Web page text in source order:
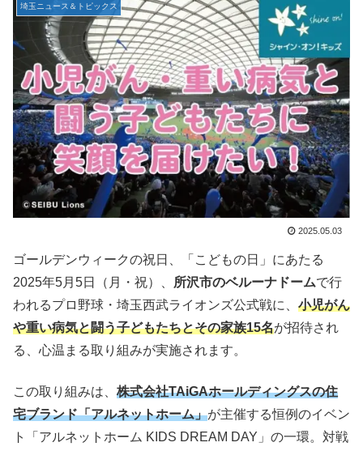
埼玉ニュース＆トピックス
2025.05.03
ゴールデンウィークの祝日、「こどもの日」にあたる
2025年5月5日（月・祝）、
所沢市のベルーナドームで行
われるプロ野球・埼玉西武ライオンズ公式戦に、 小児がん
や重い病気と闘う子どもたちとその家族15名が招待され
る、心温まる取り組みが実施されます。
この取り組みは、 株式会社TAiGAホールディングスの住
宅ブランド「アルネットホーム」が主催する恒例のイベン
ト「アルネットホーム KIDS DREAM DAY」の一環。対戦